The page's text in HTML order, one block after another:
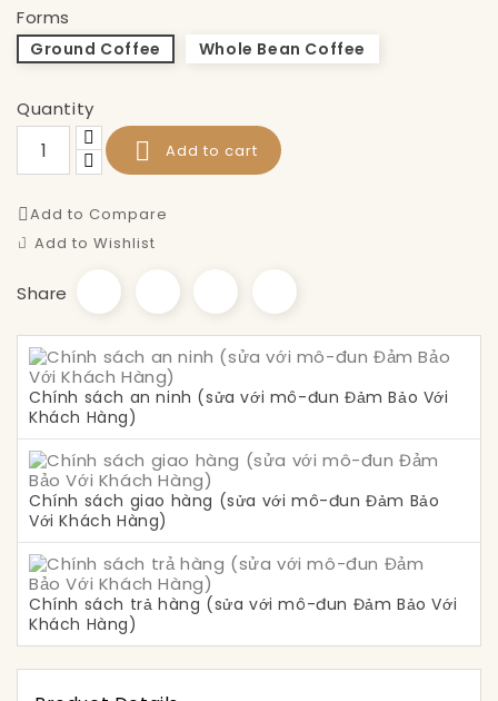
Forms
Ground Coffee Whole Bean Coffee
Quantity
 Add to cart
Add to Compare
Add to Wishlist
Share
Chính sách an ninh (sửa với mô-đun Đảm Bảo Với
Khách Hàng)
Chính sách giao hàng (sửa với mô-đun Đảm Bảo
Với Khách Hàng)
Chính sách trả hàng (sửa với mô-đun Đảm Bảo Với
Khách Hàng)